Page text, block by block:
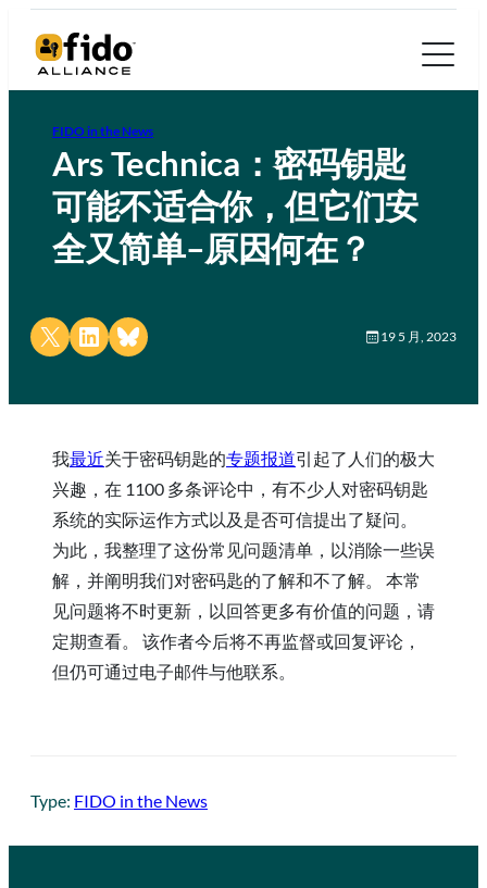
FIDO in the News
Ars Technica：密码钥匙
可能不适合你，但它们安
全又简单–原因何在？
Share on X Share on LinkedIn
Share on Bluesky 19 5 月, 2023
我最近关于密码钥匙的专题报道引起了人们的极大
兴趣，在 1100 多条评论中，有不少人对密码钥匙
系统的实际运作方式以及是否可信提出了疑问。
为此，我整理了这份常见问题清单，以消除一些误
解，并阐明我们对密码匙的了解和不了解。 本常
见问题将不时更新，以回答更多有价值的问题，请
定期查看。 该作者今后将不再监督或回复评论，
但仍可通过电子邮件与他联系。
Type: FIDO in the News